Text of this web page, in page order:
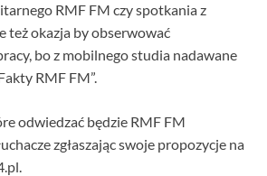
RMF FM czy spotkania z
też okazja by obserwować
bo z mobilnego studia nadawane
RMF FM”.
odwiedzać będzie RMF FM
zgłaszając swoje propozycje na